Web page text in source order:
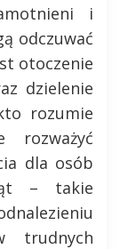
i
odczuwać
otoczenie
dzielenie
rozumie
rozważyć
dla osób
– takie
trudnych